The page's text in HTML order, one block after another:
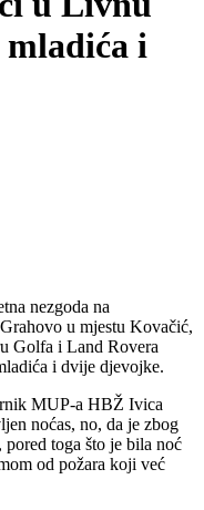
i
nezgoda na
u mjestu Kovačić,
Golfa i Land Rovera
i dvije djevojke.
MUP-a HBŽ Ivica
noćas, no, da je zbog
toga što je bila noć
od požara koji već